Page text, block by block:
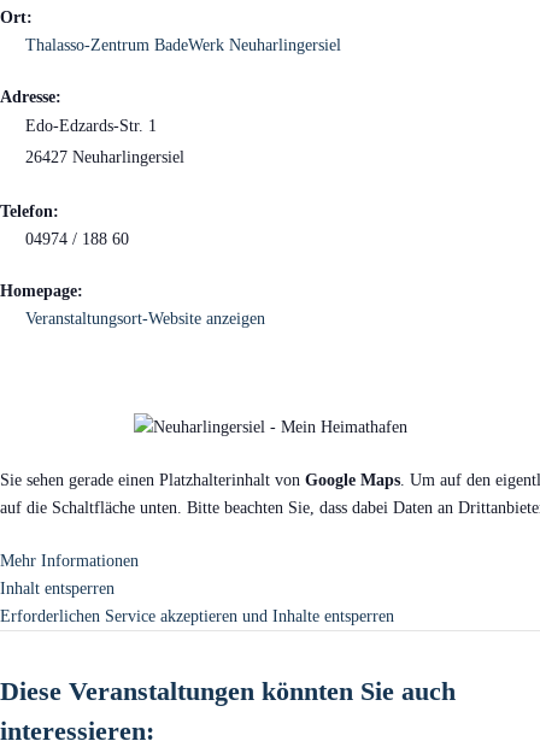
Ort:
Thalasso-Zentrum BadeWerk Neuharlingersiel
Adresse:
Edo-Edzards-Str. 1
26427 Neuharlingersiel
Telefon:
04974 / 188 60
Homepage:
Veranstaltungsort-Website anzeigen
Sie sehen gerade einen Platzhalterinhalt von Google Maps . Um auf den
auf die Schaltfläche unten. Bitte beachten Sie, dass dabei Daten an
Mehr Informationen
Inhalt entsperren
Erforderlichen Service akzeptieren und Inhalte entsperren
Diese Veranstaltungen könnten Sie auch
interessieren: